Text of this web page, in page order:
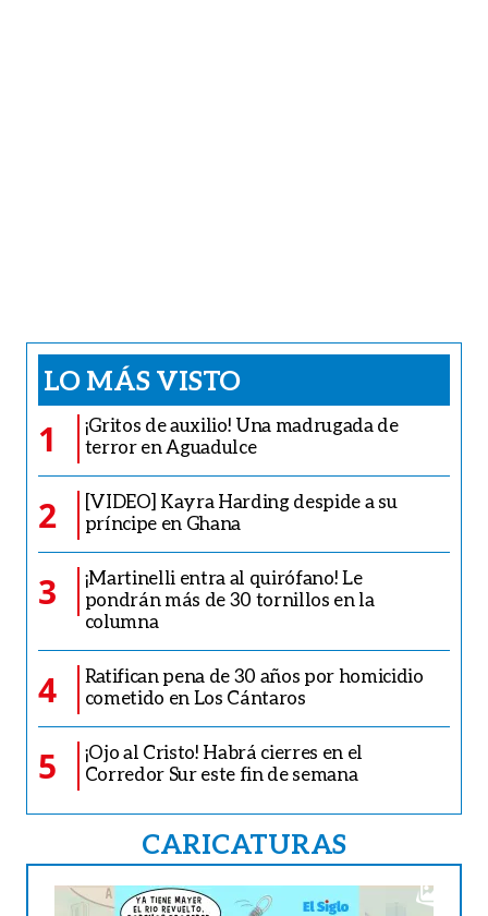
LO MÁS VISTO
1
¡Gritos de auxilio! Una madrugada de
terror en Aguadulce
2
[VIDEO] Kayra Harding despide a su
príncipe en Ghana
3
¡Martinelli entra al quirófano! Le
pondrán más de 30 tornillos en la
columna
4
Ratifican pena de 30 años por homicidio
cometido en Los Cántaros
5
¡Ojo al Cristo! Habrá cierres en el
Corredor Sur este fin de semana
CARICATURAS